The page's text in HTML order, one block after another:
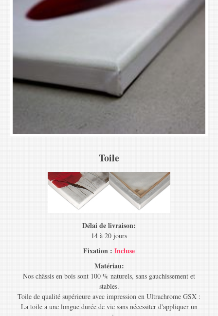
Toile
Délai de livraison:
14 à 20 jours
Fixation : Incluse
Matériau:
Nos châssis en bois sont 100 % naturels, sans gauchissement et
stables.
Toile de qualité supérieure avec impression en Ultrachrome GSX :
La toile a une longue durée de vie sans nécessiter d'appliquer un